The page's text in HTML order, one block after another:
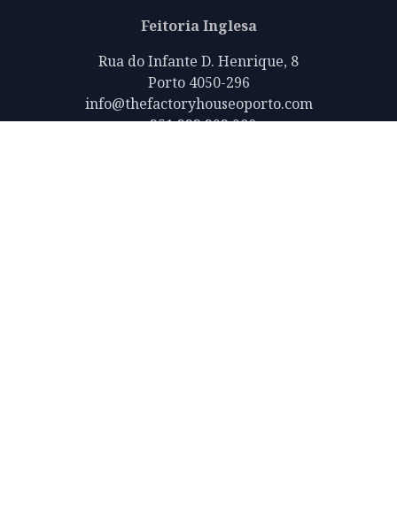
Feitoria Inglesa
Rua do Infante D. Henrique, 8
Porto 4050-296
info@thefactoryhouseoporto.com
+351 223 392 980